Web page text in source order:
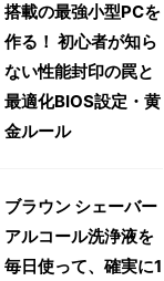
搭載の最強小型PCを
作る！ 初心者が知ら
ない性能封印の罠と
最適化BIOS設定・黄
金ルール
ブラウン シェーバー
アルコール洗浄液を
毎日使って、確実に1